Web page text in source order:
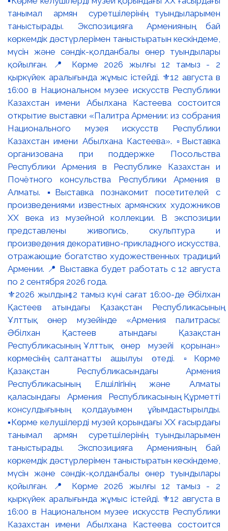
⚜️2026 жылдың 12 тамыз күні сағат 16:00-де Әбілхан
Қастеев атындағы Қазақстан Республикасының
Ұлттық өнер музейінде «Армения палитрасы:
Әбілхан Қастеев атындағы Қазақстан
Республикасының Ұлттық өнер музейі қорынан»
көрмесінің салтанатты ашылуы өтеді. ▫️Көрме
Қазақстан Республикасындағы Армения
Республикасының Елшілігінің және Алматы
қаласындағы Армения Республикасының Құрметті
консулдығының қолдауымен ұйымдастырылды.
▪️Көрме келушілерді музей қорындағы ХХ ғасырдағы
танымал армян суретшілерінің туындыларымен
таныстырады. Экспозицияға Арменияның бай
көркемдік дәстүрлерімен таныстыратын кескіндеме,
мүсін және сәндік-қолданбалы өнер туындылары
қойылған. 📍 Көрме 2026 жылғы 12 тамыз - 2
қыркүйек аралығында жұмыс істейді. ⚜️12 августа в
16:00 в Национальном музее искусств Республики
Казахстан имени Абылхана Кастеева состоится